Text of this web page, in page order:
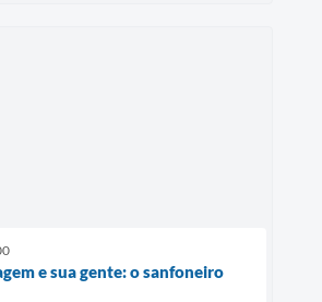
e sua gente: o sanfoneiro